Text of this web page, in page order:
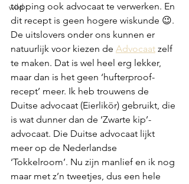
wild
topping ook advocaat te verwerken. En
dit recept is geen hogere wiskunde 😉.
De uitslovers onder ons kunnen er
natuurlijk voor kiezen de Advocaat zelf
te maken. Dat is wel heel erg lekker,
maar dan is het geen ‘hufterproof-
recept’ meer. Ik heb trouwens de
Duitse advocaat (Eierlikör) gebruikt, die
is wat dunner dan de ‘Zwarte kip’-
advocaat. Die Duitse advocaat lijkt
meer op de Nederlandse
‘Tokkelroom’. Nu zijn manlief en ik nog
maar met z’n tweetjes, dus een hele